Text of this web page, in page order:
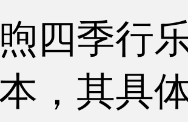
煦四季行
，其具